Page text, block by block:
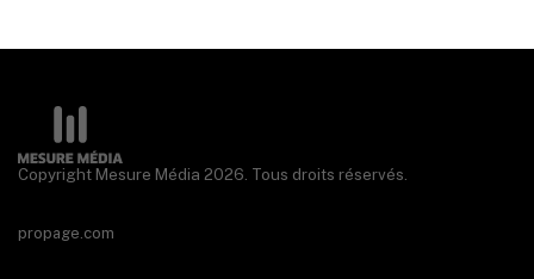
Copyright Mesure Média 2026. Tous droits réservés.
propage.com